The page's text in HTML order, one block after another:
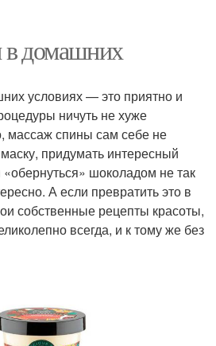
в домашних
условиях — это приятно и
ничуть не хуже
массаж спины сам себе не
придумать интересный
шоколадом не так
А если превратить это в
собственные рецепты красоты,
всегда, и к тому же без